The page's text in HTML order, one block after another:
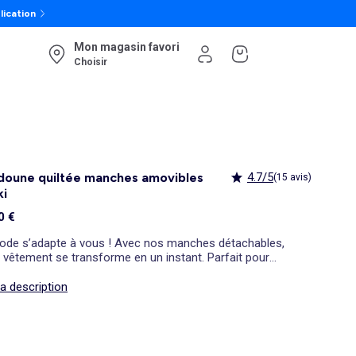
Mon magasin favori
Choisir
quiltée manches amovibles
4.7/5(15 avis)
€
s’adapte à vous ! Avec nos manches détachables,
vêtement se transforme en un instant. Parfait pour
!
description